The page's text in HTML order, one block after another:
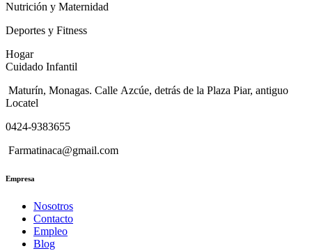
Nutrición y Maternidad
Deportes y Fitness
Hogar
Cuidado Infantil
Maturín, Monagas. Calle Azcúe, detrás de la Plaza Piar, antiguo
Locatel
0424-9383655
Farmatinaca@gmail.com
Empresa
Nosotros
Contacto
Empleo
Blog